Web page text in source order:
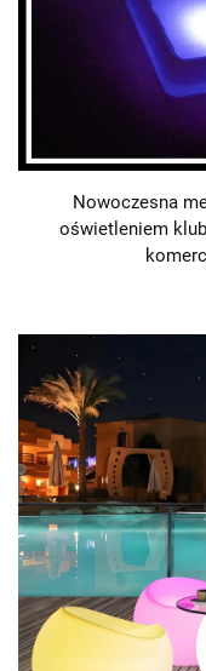
Nowoczesna
oświetleniem